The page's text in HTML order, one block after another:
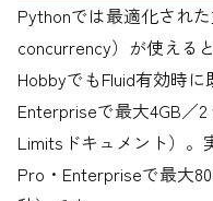
Pythonでは最適化され
concurrency）が使える
HobbyでもFluid有効時に
Enterpriseで最大4GB／
Limitsドキュメント）。
Pro・Enterpriseで最大